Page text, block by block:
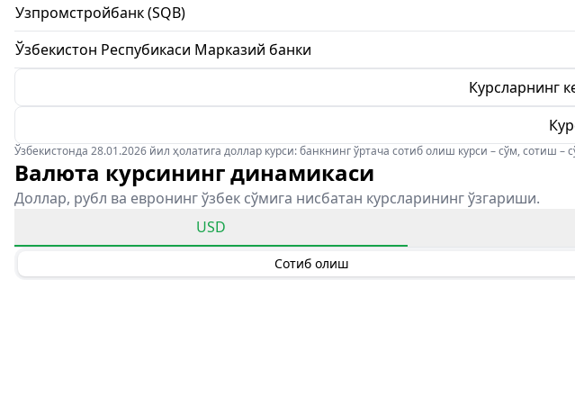
Узпромстройбанк (SQB)
Ўзбекистон Респубикаси Марказий банки
Курсларнинг
Ўзбекистонда 28.01.2026 йил ҳолатига доллар курси: банкнинг ўртача сотиб олиш курси – сўм, сотиш
Валюта курсининг динамикаси
Доллар, рубл ва евронинг ўзбек сўмига нисбатан курсларининг ўзгариши.
USD
Сотиб олиш